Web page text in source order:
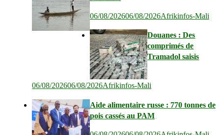
06/08/202606/08/2026Afrikinfos-Mali
Douanes : Des
comprimés de
Tramadol saisis
06/08/202606/08/2026Afrikinfos-Mali
Aide alimentaire russe : 770 tonnes de
pois cassés au PAM